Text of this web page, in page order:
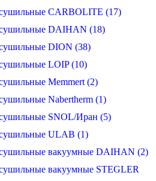
CARBOLITE (17)
DAIHAN (18)
DION (38)
LOIP (10)
Memmert (2)
Nabertherm (1)
SNOL/Иран (5)
ULAB (1)
вакуумные DAIHAN (2)
вакуумные STEGLER